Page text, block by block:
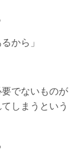
から」
でないものが
しまうという